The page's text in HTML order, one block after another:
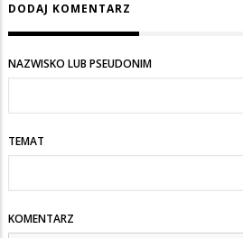
DODAJ KOMENTARZ
NAZWISKO LUB PSEUDONIM
TEMAT
KOMENTARZ